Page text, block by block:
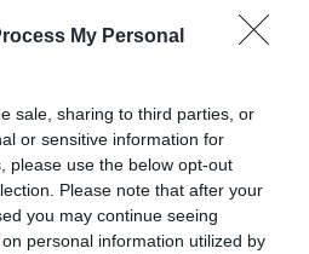
My Personal
sale, sharing to third parties, or
or sensitive information for
please use the below opt-out
Please note that after your
you may continue seeing
personal information utilized by
LinkedInEmail Print